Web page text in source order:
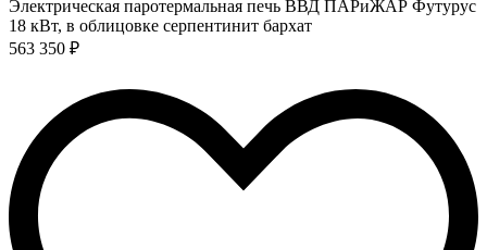
Электрическая паротермальная печь ВВД ПАРиЖАР Футурус
18 кВт, в облицовке серпентинит бархат
563 350 ₽